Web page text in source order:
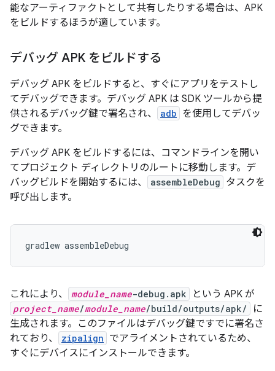
能なアーティファクトとして共有したりする場合は、APK
をビルドするほうが適しています。
デバッグ APK をビルドする
デバッグ APK をビルドすると、すぐにアプリをテストし
てデバッグできます。デバッグ APK は SDK ツールから提
供されるデバッグ鍵で署名され、
adb を使用してデバッ
グできます。
デバッグ APK をビルドするには、コマンドラインを開い
てプロジェクト ディレクトリのルートに移動します。デ
バッグビルドを開始するには、
assembleDebug タスクを
呼び出します。
これにより、 module_name-debug.apk という APK が
project_name/module_name/build/outputs/apk/
に
生成されます。このファイルはデバッグ鍵ですでに署名さ
れており、
zipalign でアライメントされているため、
すぐにデバイスにインストールできます。